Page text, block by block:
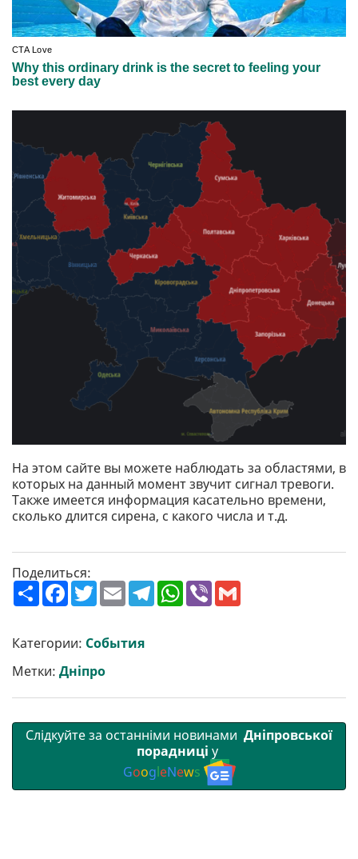
На этом сайте вы можете наблюдать за областями, в
которых на данный момент звучит сигнал тревоги.
Также имеется информация касательно времени,
сколько длится сирена, с какого числа и т.д.
Поделиться:
П
о
р
и
т
и
F
a
b
o
o
k
T
w
t
e
r
E
m
l
T
e
W
h
V
Категории: События
Метки: Дніпро
Слідкуйте за останніми новинами Дніпровської
порадниці у
GoogleNews